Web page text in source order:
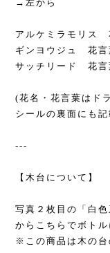
→左から
アルケミラモリス
ギンヨウジュ 花言
サッチリード 花言
(花名・花言葉はド
シールの裏面にも
---
【木台について】
写真２枚目の「白
からこちらでボト
※この商品は木の台